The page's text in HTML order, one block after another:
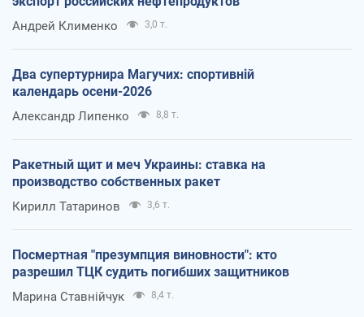
Андрей Клименко 3,0 т.
Два супертурнира Магучих: спортивній
календарь осени-2026
Александр Липенко 8,8 т.
Ракетный щит и меч Украины: ставка на
производство собственных ракет
Кирилл Татаринов 3,6 т.
Посмертная "презумпция виновности": кто
разрешил ТЦК судить погибших защитников
Марина Ставнійчук 8,4 т.